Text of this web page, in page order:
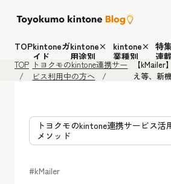
TOPkintoneガ
イド
kintone×
用途別
kintone×
業種別
特
連載
TOP トヨクモのkintone連携サー
ビス利用中の方へ
【
え等、新
トヨクモのkintone連携サービス活
メソッド
#kMailer